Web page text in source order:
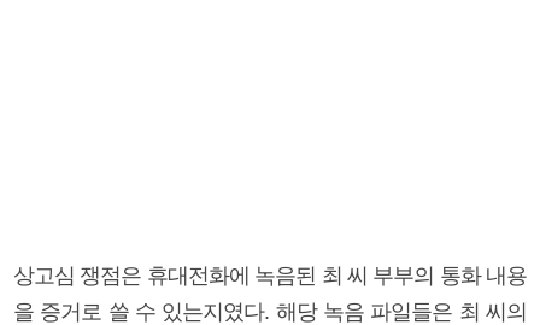
상고심 쟁점은 휴대전화에 녹음된 최 씨 부부의 통화 내용
을 증거로 쓸 수 있는지였다. 해당 녹음 파일들은 최 씨의